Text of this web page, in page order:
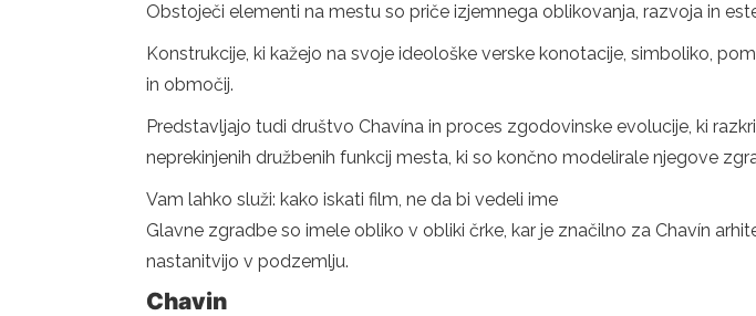
Obstoječi elementi na mestu so priče izjemnega oblikovanja, razvoja in
Konstrukcije, ki kažejo na svoje ideološke verske konotacije, simboliko,
in območij.
Predstavljajo tudi društvo Chavína in proces zgodovinske evolucije, ki
neprekinjenih družbenih funkcij mesta, ki so končno modelirale njegove
Vam lahko služi: kako iskati film, ne da bi vedeli ime
Glavne zgradbe so imele obliko v obliki črke, kar je značilno za Chavín
nastanitvijo v podzemlju.
Chavin